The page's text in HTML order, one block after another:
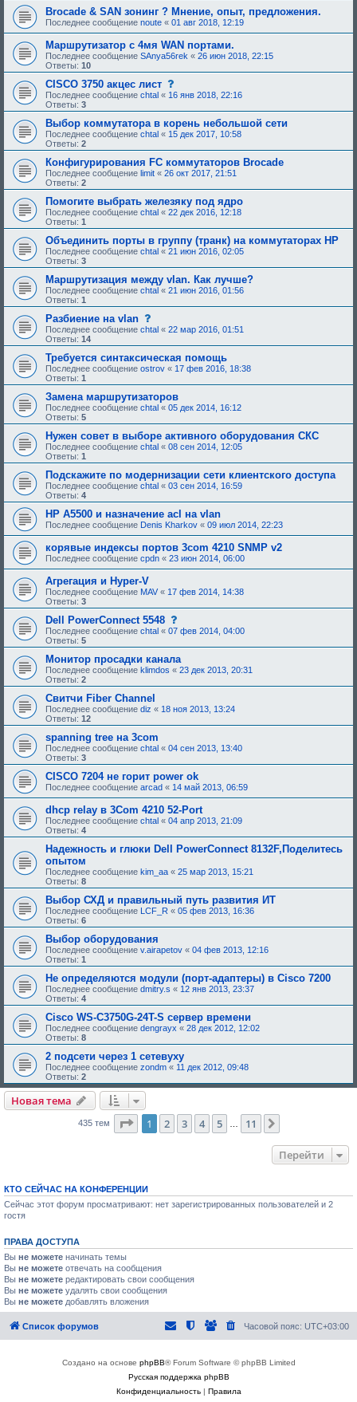
д
о
б
р
е
н
я
е
е
о
д
о
р
н
я
:
Brocade & SAN зонинг ? Мнение, опыт, предложения.
Последнее сообщение noute « 01 авг 2018, 12:19
Маршрутизатор с 4мя WAN портами.
Последнее сообщение SAnya56rek « 26 июн 2018, 22:15
Ответы: 10
CISCO 3750 акцес лист
о
о
б
щ
е
н
и
е
,
т
р
б
у
е
е
о
б
и
Последнее сообщение chtal « 16 янв 2018, 22:16
Ответы: 3
Выбор коммутатора в корень небольшой сети
Последнее сообщение chtal « 15 дек 2017, 10:58
Ответы: 2
Конфигурирования FC коммутаторов Brocade
Последнее сообщение limit « 26 окт 2017, 21:51
Ответы: 2
Помогите выбрать железяку под ядро
Последнее сообщение chtal « 22 дек 2016, 12:18
Ответы: 1
Объединить порты в группу (транк) на коммутаторах HP
Последнее сообщение chtal « 21 июн 2016, 02:05
Ответы: 3
Маршрутизация между vlan. Как лучше?
Последнее сообщение chtal « 21 июн 2016, 01:56
Ответы: 1
Разбиение на vlan
о
о
б
щ
е
н
и
е
,
т
р
б
у
е
е
о
б
р
е
н
Последнее сообщение chtal « 22 мар 2016, 01:51
Ответы: 14
Требуется синтаксическая помощь
Последнее сообщение ostrov « 17 фев 2016, 18:38
Ответы: 1
Замена маршрутизаторов
Последнее сообщение chtal « 05 дек 2014, 16:12
Ответы: 5
Нужен совет в выборе активного оборудования СКС
Последнее сообщение chtal « 08 сен 2014, 12:05
Ответы: 1
Подскажите по модернизации сети клиентского доступа
Последнее сообщение chtal « 03 сен 2014, 16:59
Ответы: 4
HP A5500 и назначение acl на vlan
Последнее сообщение Denis Kharkov « 09 июл 2014, 22:23
корявые индексы портов 3com 4210 SNMP v2
Последнее сообщение cpdn « 23 июн 2014, 06:00
Агрегация и Hyper-V
Последнее сообщение MAV« 17 фев 2014, 14:38
Ответы: 3
Dell PowerConnect 5548
о
о
б
е
н
и
т
р
у
е
е
о
д
о
р
е
и
я
:
Последнее сообщение chtal « 07 фев 2014, 04:00
Ответы: 5
Монитор просадки канала
Последнее сообщение klimdos « 23 дек 2013, 20:31
Ответы: 2
Свитчи Fiber Channel
Последнее сообщение diz « 18 ноя 2013, 13:24
Ответы: 12
spanning tree на 3com
Последнее сообщение chtal « 04 сен 2013, 13:40
Ответы: 3
CISCO 7204 не горит power ok
Последнее сообщение arcad « 14 май 2013, 06:59
dhcp relay в 3Com 4210 52-Port
Последнее сообщение chtal « 04 апр 2013, 21:09
Ответы: 4
Надежность и глюки Dell PowerConnect 8132F,Поделитесь
опытом
Последнее сообщение kim_aa « 25 мар 2013, 15:21
Ответы: 8
Выбор СХД и правильный путь развития ИТ
Последнее сообщение LCF_R « 05 фев 2013, 16:36
Ответы: 6
Выбор оборудования
Последнее сообщение v.airapetov « 04 фев 2013, 12:16
Ответы: 1
Не определяются модули (порт-адаптеры) в Cisco 7200
Последнее сообщение dmitry.s « 12 янв 2013, 23:37
Ответы: 4
Cisco WS-C3750G-24T-S сервер времени
Последнее сообщение dengrayx « 28 дек 2012, 12:02
Ответы: 8
2 подсети через 1 сетевуху
Последнее сообщение zondm « 11 дек 2012, 09:48
Ответы: 2
Новая тема
435 тем Страница из 11
1 2 3 4 5 11
Перейти
КТО СЕЙЧАС НА КОНФЕРЕНЦИИ
Сейчас этот форум просматривают: нет зарегистрированных пользователей и 2
гостя
ПРАВА ДОСТУПА
Вы не можете начинать темы
Вы не можете отвечать на сообщения
Вы не можете редактировать свои сообщения
Вы не можете удалять свои сообщения
Вы не можете добавлять вложения
Список форумов Часовой пояс: UTC+03:00
Создано на основе phpBB® Forum Software © phpBB Limited
Русская поддержка phpBB
Конфиденциальность| Правила